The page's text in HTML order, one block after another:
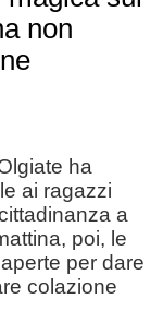
non
ha
ai ragazzi
a
poi, le
per dare
colazione